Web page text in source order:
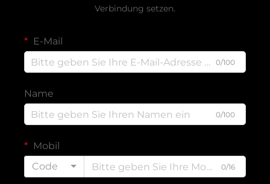
Verbindung setzen.
E-Mail
0/100
Name
0/100
Mobil
Code
0/16